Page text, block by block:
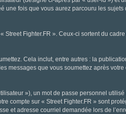
fois que vous aurez parcouru les
Fighter.FR ». Ceux-ci sortent du
Cela inclut, entre autres : la
messages que vous soumettez après
»), un mot de passe personnel
compte sur « Street Fighter.FR » sont
et adresse courriel demandée lors de